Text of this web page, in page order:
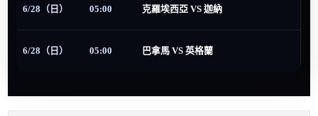
6/28（日） 05:00 克羅埃西亞 VS 迦納
6/28（日） 05:00 巴拿馬 VS 英格蘭